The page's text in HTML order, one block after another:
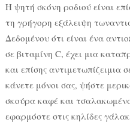
Η ψητή σκόνη ροδιού είναι
τη γρήγορη εξάλειψη
Δεδομένου ότι είναι ένα
σε βιταμίνη C, έχει μια
και επίσης αντιμετωπίζειμια
κάνετε μόνοι σας, ψήστε
σκούρα καφέ και
εφαρμόστε στις κηλίδες